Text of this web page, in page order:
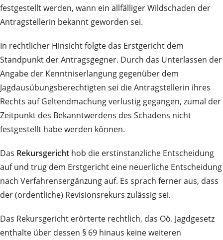
festgestellt werden, wann ein allfälliger Wildschaden der
Antragstellerin bekannt geworden sei.
In rechtlicher Hinsicht folgte das Erstgericht dem
Standpunkt der Antragsgegner. Durch das Unterlassen der
Angabe der Kenntniserlangung gegenüber dem
Jagdausübungsberechtigten sei die Antragstellerin ihres
Rechts auf Geltendmachung verlustig gegangen, zumal der
Zeitpunkt des Bekanntwerdens des Schadens nicht
festgestellt habe werden können.
Das Rekursgericht hob die erstinstanzliche Entscheidung
auf und trug dem Erstgericht eine neuerliche Entscheidung
nach Verfahrensergänzung auf. Es sprach ferner aus, dass
der (ordentliche) Revisionsrekurs zulässig sei.
Das Rekursgericht erörterte rechtlich, das Oö. Jagdgesetz
enthalte über dessen § 69 hinaus keine weiteren